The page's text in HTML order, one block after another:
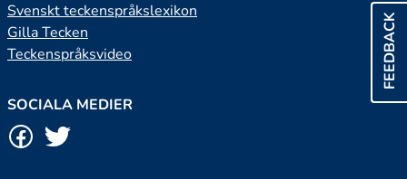
FEEDBACK
Svenskt teckenspråkslexikon
Gilla Tecken
Teckenspråksvideo
SOCIALA MEDIER